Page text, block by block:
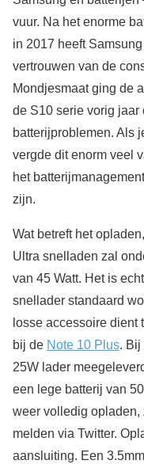
vuur. Na het enorme
in 2017 heeft
vertrouwen van de
Mondjesmaat ging de
de S10 serie vorig
batterijproblemen. Als
vergde dit enorm veel
het
zijn.
Wat betreft het
Ultra snelladen zal
van 45 Watt. Het is
snellader standaard
losse accessoire dient
bij de Note 10 Plus. Bij
25W lader
een lege batterij van
weer volledig opladen,
melden via Twitter.
aansluiting. Een